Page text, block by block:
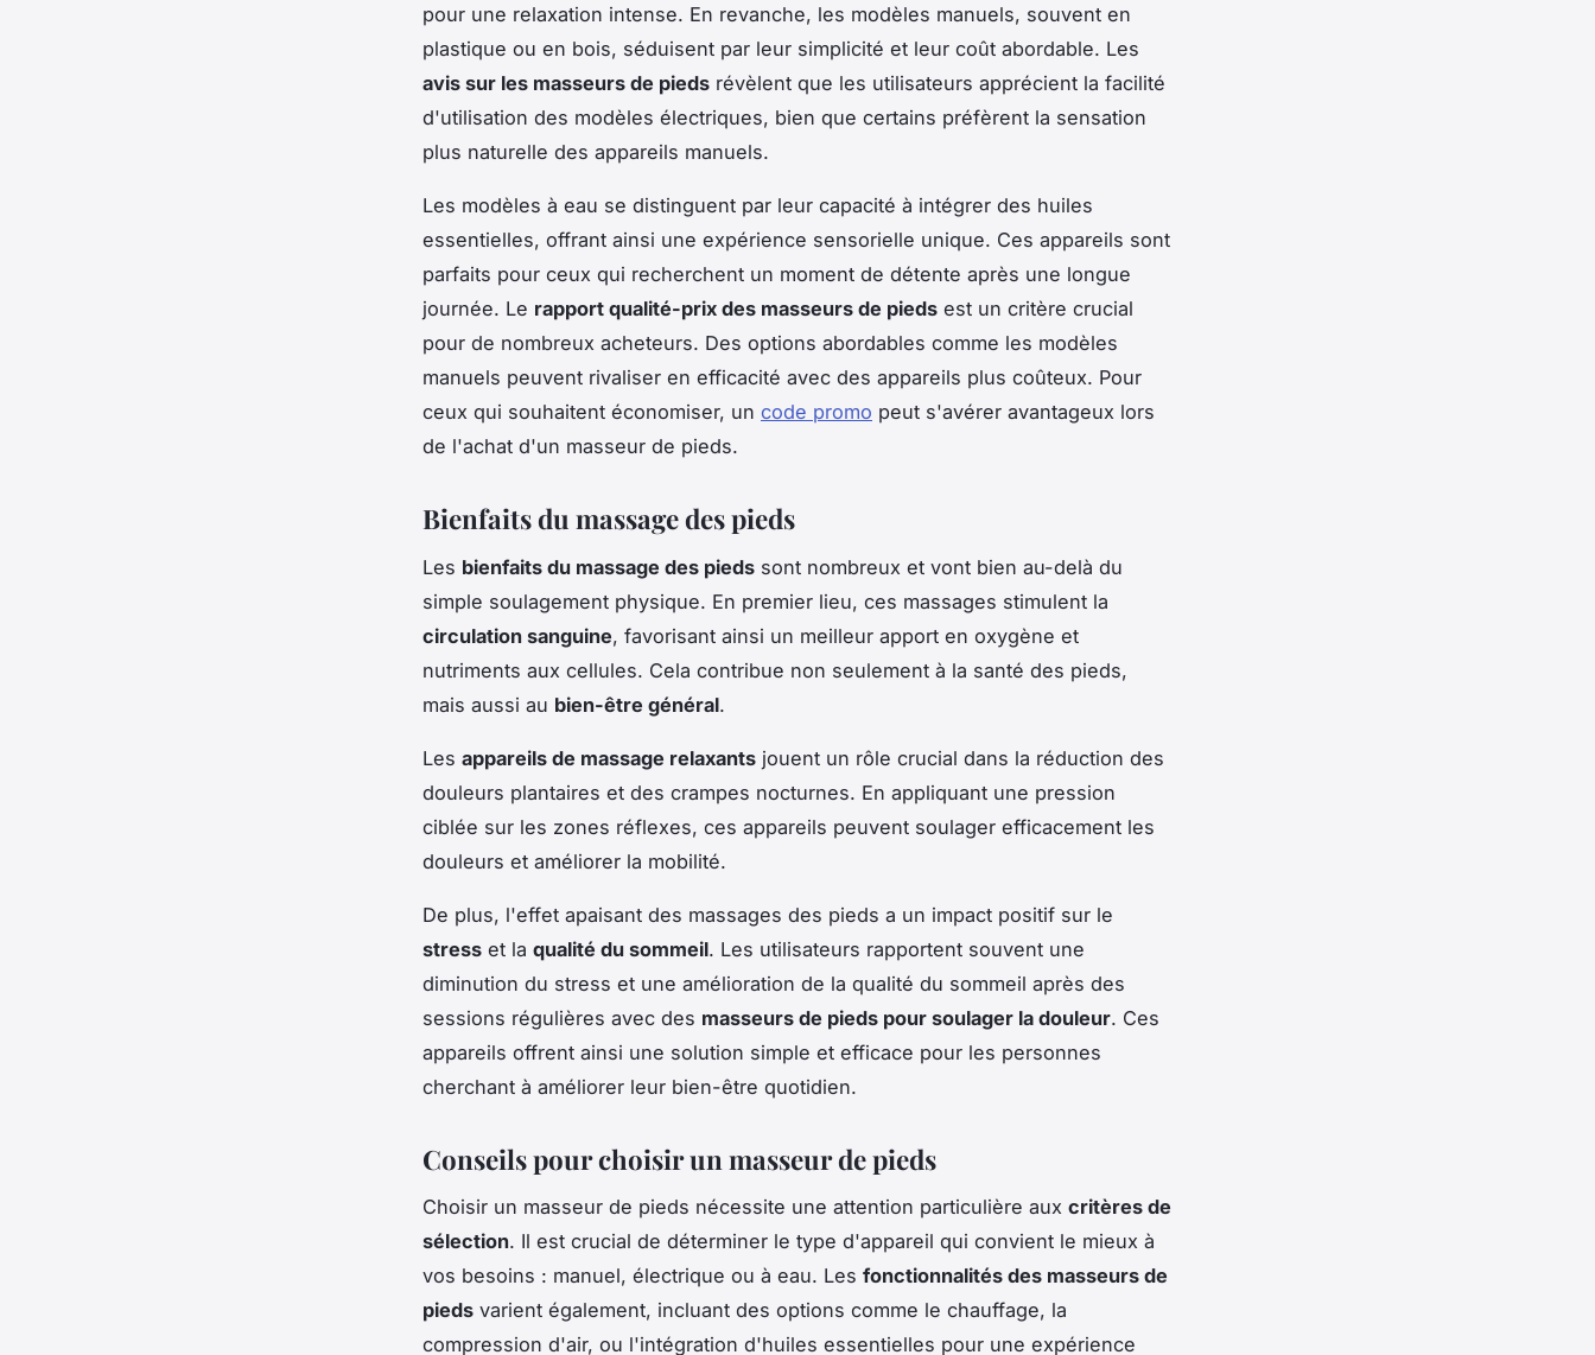
pour une relaxation intense. En revanche, les modèles manuels, souvent en
plastique ou en bois, séduisent par leur simplicité et leur coût abordable. Les
avis sur les masseurs de pieds révèlent que les utilisateurs apprécient la facilité
d'utilisation des modèles électriques, bien que certains préfèrent la sensation
plus naturelle des appareils manuels.
Les modèles à eau se distinguent par leur capacité à intégrer des huiles
essentielles, offrant ainsi une expérience sensorielle unique. Ces appareils sont
parfaits pour ceux qui recherchent un moment de détente après une longue
journée. Le rapport qualité-prix des masseurs de pieds est un critère crucial
pour de nombreux acheteurs. Des options abordables comme les modèles
manuels peuvent rivaliser en efficacité avec des appareils plus coûteux. Pour
ceux qui souhaitent économiser, un code promo peut s'avérer avantageux lors
de l'achat d'un masseur de pieds.
Bienfaits du massage des pieds
Les bienfaits du massage des pieds sont nombreux et vont bien au-delà du
simple soulagement physique. En premier lieu, ces massages stimulent la
circulation sanguine, favorisant ainsi un meilleur apport en oxygène et
nutriments aux cellules. Cela contribue non seulement à la santé des pieds,
mais aussi au bien-être général.
Les appareils de massage relaxants jouent un rôle crucial dans la réduction des
douleurs plantaires et des crampes nocturnes. En appliquant une pression
ciblée sur les zones réflexes, ces appareils peuvent soulager efficacement les
douleurs et améliorer la mobilité.
De plus, l'effet apaisant des massages des pieds a un impact positif sur le
stress et la qualité du sommeil. Les utilisateurs rapportent souvent une
diminution du stress et une amélioration de la qualité du sommeil après des
sessions régulières avec des masseurs de pieds pour soulager la douleur. Ces
appareils offrent ainsi une solution simple et efficace pour les personnes
cherchant à améliorer leur bien-être quotidien.
Conseils pour choisir un masseur de pieds
Choisir un masseur de pieds nécessite une attention particulière aux critères de
sélection. Il est crucial de déterminer le type d'appareil qui convient le mieux à
vos besoins : manuel, électrique ou à eau. Les fonctionnalités des masseurs de
pieds varient également, incluant des options comme le chauffage, la
compression d'air, ou l'intégration d'huiles essentielles pour une expérience